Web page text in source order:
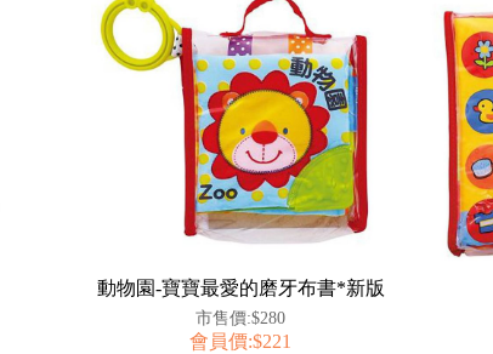
動物園-寶寶最愛的磨牙布書*新版
市售價:$280
會員價:$221